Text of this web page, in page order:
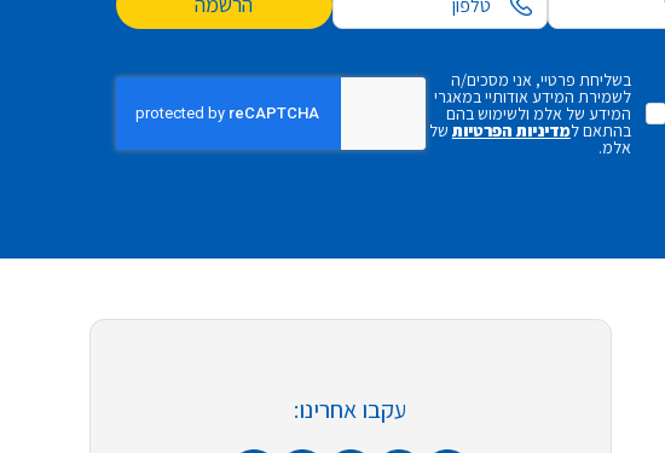
בשליחת פרטיי, אני מסכים/ה
לשמירת המידע אודותיי במאגרי
המידע של אלמ ולשימוש בהם
בהתאם למדיניות הפרטיות של
אלמ.
עקבו אחרינו: